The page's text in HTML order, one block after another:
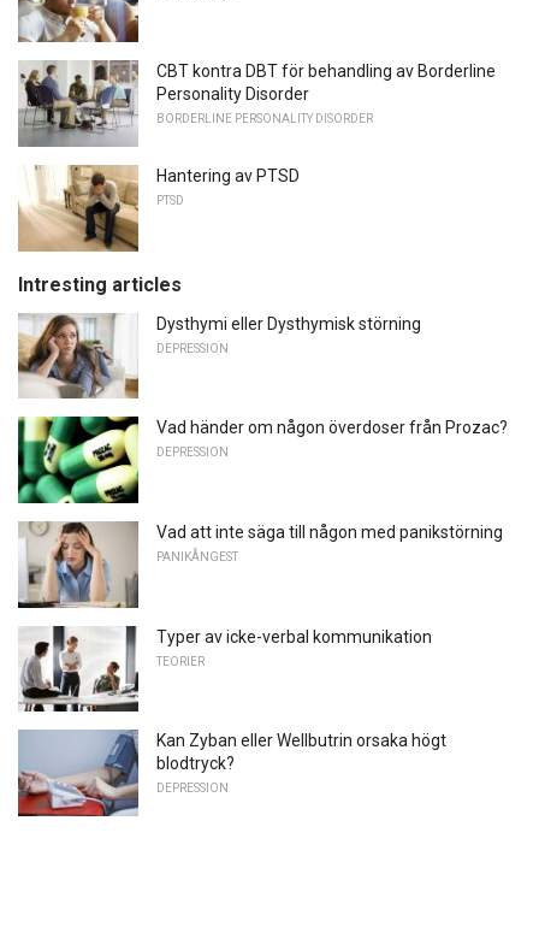
CBT kontra DBT för behandling av Borderline
Personality Disorder
BORDERLINE PERSONALITY DISORDER
Hantering av PTSD
PTSD
Intresting articles
Dysthymi eller Dysthymisk störning
DEPRESSION
Vad händer om någon överdoser från Prozac?
DEPRESSION
Vad att inte säga till någon med panikstörning
PANIKÅNGEST
Typer av icke-verbal kommunikation
TEORIER
Kan Zyban eller Wellbutrin orsaka högt
blodtryck?
DEPRESSION